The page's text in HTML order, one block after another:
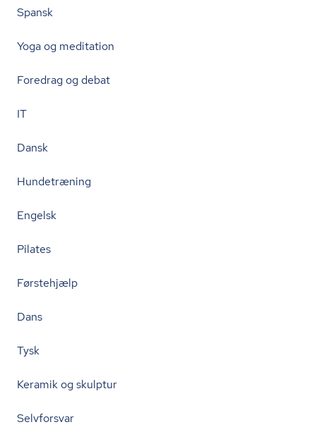
Spansk
Yoga og meditation
Foredrag og debat
IT
Dansk
Hundetræning
Engelsk
Pilates
Førstehjælp
Dans
Tysk
Keramik og skulptur
Selvforsvar